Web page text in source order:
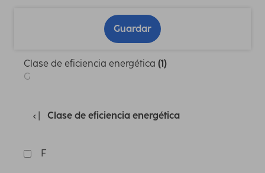
Guardar
Clase de eficiencia energética (1)
G
Clase de eficiencia energética
F